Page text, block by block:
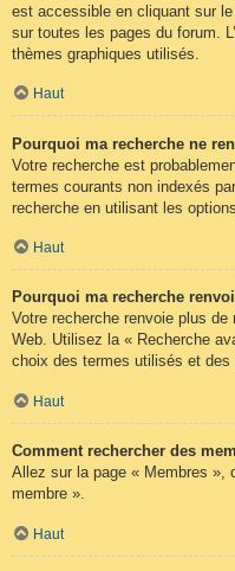
est accessible en cliquant sur
sur toutes les pages du forum.
thèmes graphiques utilisés.
Haut
Pourquoi ma recherche ne
Votre recherche est
termes courants non indexés
recherche en utilisant les
Haut
Pourquoi ma recherche
Votre recherche renvoie plus
Web. Utilisez la « Recherche
choix des termes utilisés et
Haut
Comment rechercher des
Allez sur la page « Membres »,
membre ».
Haut